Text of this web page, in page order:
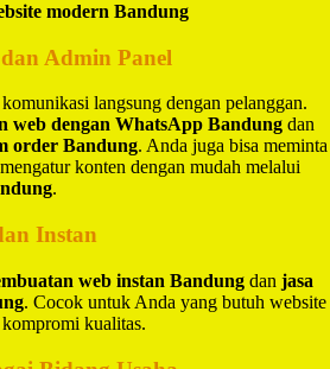
modern Bandung
Admin Panel
langsung dengan pelanggan.
web dengan WhatsApp Bandung dan
order Bandung. Anda juga bisa meminta
konten dengan mudah melalui
.
Instan
web instan Bandung dan jasa
. Cocok untuk Anda yang butuh website
kualitas.